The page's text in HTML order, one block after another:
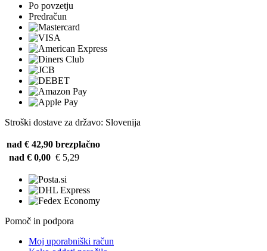
Po povzetju
Predračun
Stroški dostave za državo: Slovenija
nad € 42,90 brezplačno
nad € 0,00 € 5,29
Pomoč in podpora
Moj uporabniški račun